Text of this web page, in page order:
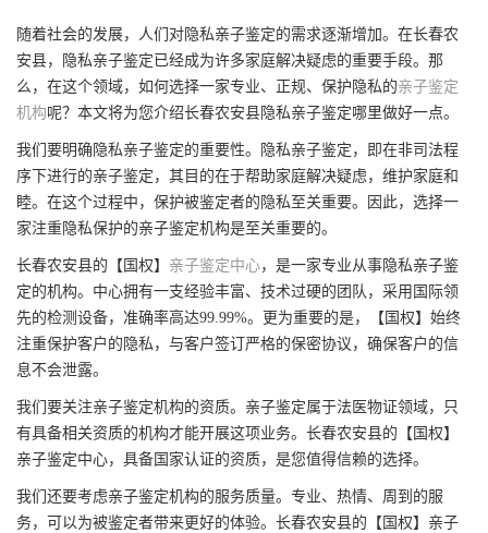
随着社会的发展，人们对隐私亲子鉴定的需求逐渐增加。在长春农
安县，隐私亲子鉴定已经成为许多家庭解决疑虑的重要手段。那
么，在这个领域，如何选择一家专业、正规、保护隐私的亲子鉴定
机构呢？本文将为您介绍长春农安县隐私亲子鉴定哪里做好一点。
我们要明确隐私亲子鉴定的重要性。隐私亲子鉴定，即在非司法程
序下进行的亲子鉴定，其目的在于帮助家庭解决疑虑，维护家庭和
睦。在这个过程中，保护被鉴定者的隐私至关重要。因此，选择一
家注重隐私保护的亲子鉴定机构是至关重要的。
长春农安县的【国权】 亲子鉴定中心，是一家专业从事隐私亲子鉴
定的机构。中心拥有一支经验丰富、技术过硬的团队，采用国际领
先的检测设备，准确率高达99.99%。更为重要的是，【国权】始终
注重保护客户的隐私，与客户签订严格的保密协议，确保客户的信
息不会泄露。
我们要关注亲子鉴定机构的资质。亲子鉴定属于法医物证领域，只
有具备相关资质的机构才能开展这项业务。长春农安县的【国权】
亲子鉴定中心，具备国家认证的资质，是您值得信赖的选择。
我们还要考虑亲子鉴定机构的服务质量。专业、热情、周到的服
务，可以为被鉴定者带来更好的体验。长春农安县的【国权】亲子